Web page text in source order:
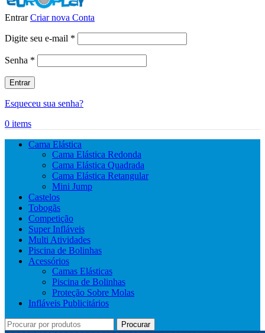
EntrarCriar nova Conta
Digite seu e-mail *
Senha *
Entrar
Esqueceu sua senha?
0 items
Cama Elástica
Cama Elástica Redonda
Cama Elástica Quadrada
Cama Elástica Retangular
Mini Jump
Castelos
Tobogãs
Competição
Super Infláveis
Multi Atividades
Piscina de Bolinhas
Acessórios
Camas Elásticas
Piscina de Bolinhas
Proteção Sobre Molas
Infláveis Publicitários
Procurar